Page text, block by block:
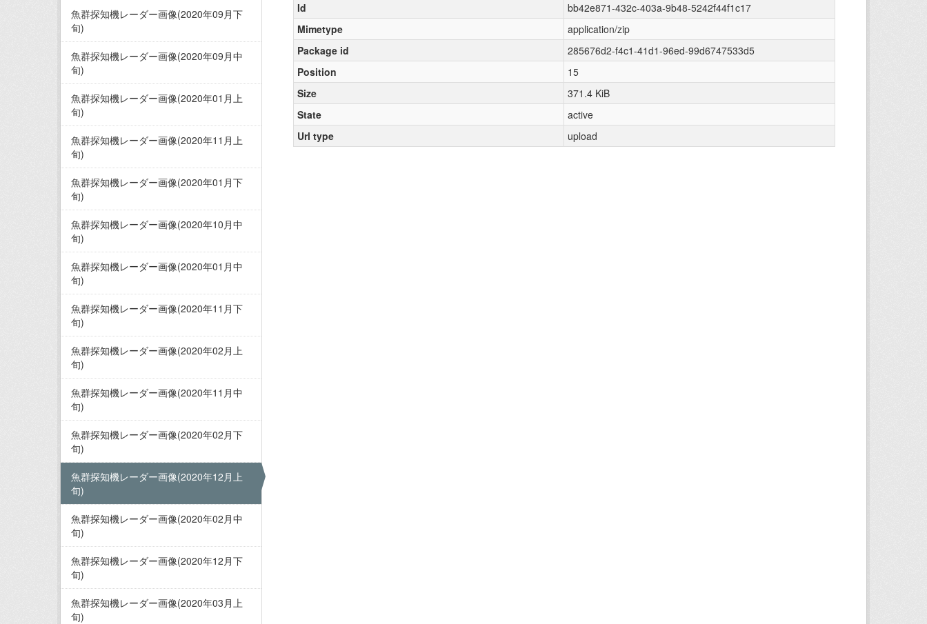
魚群探知機レーダー画像(2020年09月下
旬)
魚群探知機レーダー画像(2020年09月中
旬)
魚群探知機レーダー画像(2020年01月上
旬)
魚群探知機レーダー画像(2020年11月上
旬)
魚群探知機レーダー画像(2020年01月下
旬)
魚群探知機レーダー画像(2020年10月中
旬)
魚群探知機レーダー画像(2020年01月中
旬)
魚群探知機レーダー画像(2020年11月下
旬)
魚群探知機レーダー画像(2020年02月上
旬)
魚群探知機レーダー画像(2020年11月中
旬)
魚群探知機レーダー画像(2020年02月下
旬)
魚群探知機レーダー画像(2020年12月上
旬)
魚群探知機レーダー画像(2020年02月中
旬)
魚群探知機レーダー画像(2020年12月下
旬)
魚群探知機レーダー画像(2020年03月上
旬)
Id
bb42e871-432c-403a-9b48-5242f44f1c17
Mimetype
application/zip
Package id
285676d2-f4c1-41d1-96ed-99d6747533d5
Position
15
Size
371.4 KiB
State
active
Url type
upload